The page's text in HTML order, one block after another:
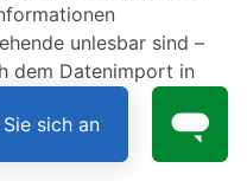
unlesbar sind –
dem Datenimport in
sich an